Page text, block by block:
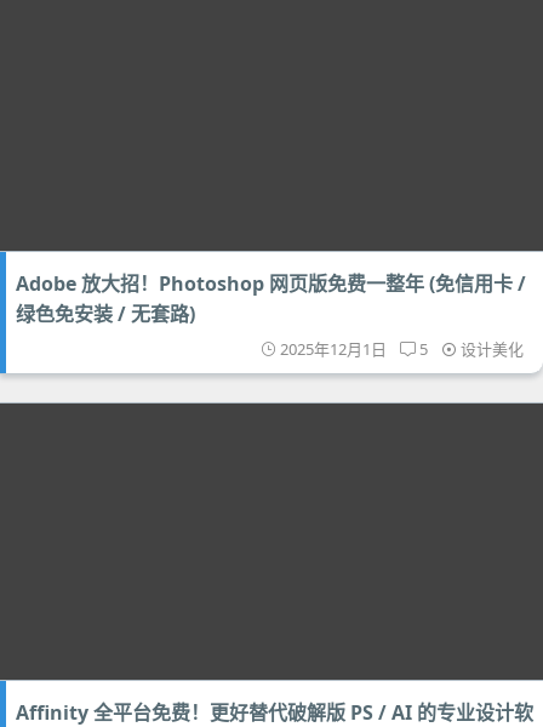
Adobe 放大招！Photoshop 网页版免费一整年 (免信用卡 /
绿色免安装 / 无套路)
2025年12月1日 5 设计美化
Affinity 全平台免费！更好替代破解版 PS / AI 的专业设计软